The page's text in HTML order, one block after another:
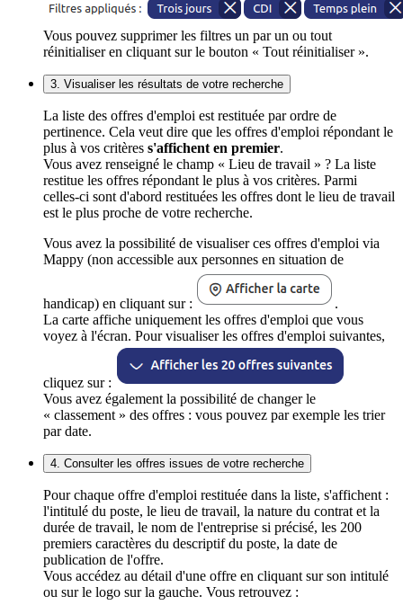
Vous pouvez supprimer les filtres un par un ou tout
réinitialiser en cliquant sur le bouton « Tout réinitialiser ».
3. Visualiser les résultats de votre recherche
La liste des offres d'emploi est restituée par ordre de
pertinence. Cela veut dire que les offres d'emploi répondant le
plus à vos critères s'affichent en premier.
Vous avez renseigné le champ « Lieu de travail » ? La liste
restitue les offres répondant le plus à vos critères. Parmi
celles-ci sont d'abord restituées les offres dont le lieu de travail
est le plus proche de votre recherche.
Vous avez la possibilité de visualiser ces offres d'emploi via
Mappy (non accessible aux personnes en situation de
handicap) en cliquant sur :
.
La carte affiche uniquement les offres d'emploi que vous
voyez à l'écran. Pour visualiser les offres d'emploi suivantes,
cliquez sur :
Vous avez également la possibilité de changer le
« classement » des offres : vous pouvez par exemple les trier
par date.
4. Consulter les offres issues de votre recherche
Pour chaque offre d'emploi restituée dans la liste, s'affichent :
l'intitulé du poste, le lieu de travail, la nature du contrat et la
durée de travail, le nom de l'entreprise si précisé, les 200
premiers caractères du descriptif du poste, la date de
publication de l'offre.
Vous accédez au détail d'une offre en cliquant sur son intitulé
ou sur le logo sur la gauche. Vous retrouvez :